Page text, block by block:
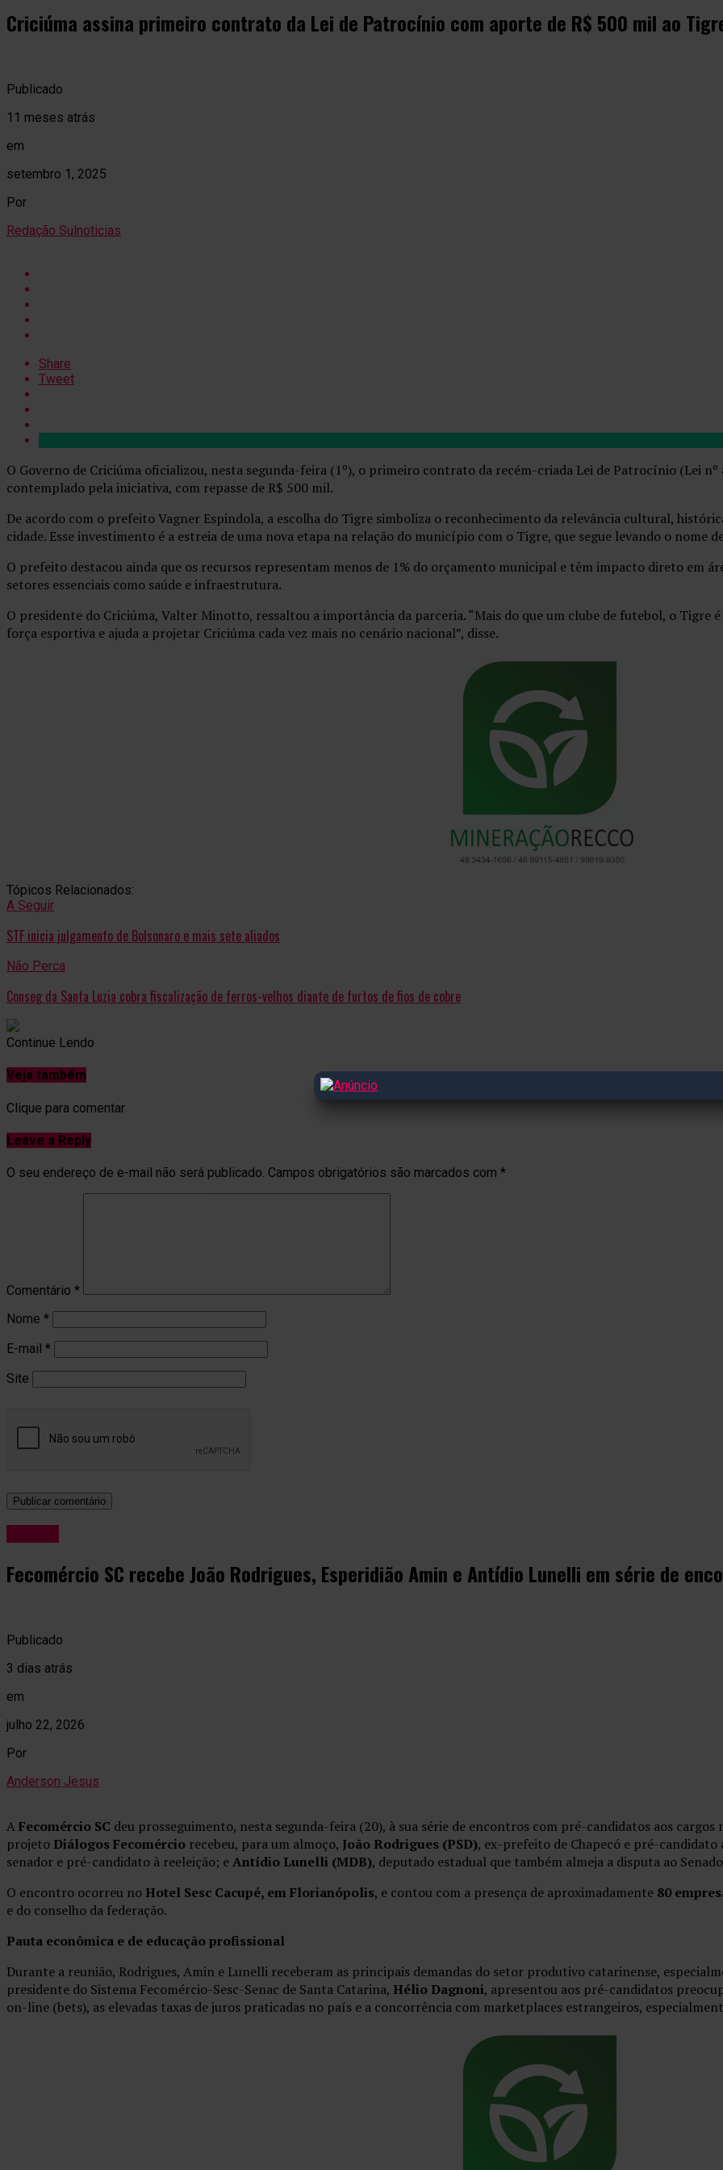
Criciúma assina primeiro contrato da Lei de Patrocínio com aporte de R$ 500 mil ao
Publicado
11 meses atrás
em
setembro 1, 2025
Por
Redação Sulnoticias
Share
Tweet
O Governo de Criciúma oficializou, nesta segunda-feira (1º), o primeiro contrato da recém-criada Lei de Patrocínio (Lei
contemplado pela iniciativa, com repasse de R$ 500 mil.
De acordo com o prefeito Vagner Espindola, a escolha do Tigre simboliza o reconhecimento da relevância cultural,
cidade. Esse investimento é a estreia de uma nova etapa na relação do município com o Tigre, que segue levando o nome
O prefeito destacou ainda que os recursos representam menos de 1% do orçamento municipal e têm impacto direto em
setores essenciais como saúde e infraestrutura.
O presidente do Criciúma, Valter Minotto, ressaltou a importância da parceria. “Mais do que um clube de futebol, o Tigre
força esportiva e ajuda a projetar Criciúma cada vez mais no cenário nacional”, disse.
Tópicos Relacionados:
A Seguir
STF inicia julgamento de Bolsonaro e mais sete aliados
Não Perca
Conseg da Santa Luzia cobra fiscalização de ferros-velhos diante de furtos de fios de cobre
Continue Lendo
Veja também
Clique para comentar
Leave a Reply
O seu endereço de e-mail não será publicado. Campos obrigatórios são marcados com *
Comentário *
Nome *
E-mail *
Site
Fecomércio SC recebe João Rodrigues, Esperidião Amin e Antídio Lunelli em série de
Publicado
3 dias atrás
em
julho 22, 2026
Por
Anderson Jesus
AFecomércio SC deu prosseguimento, nesta segunda-feira (20), à sua série de encontros com pré-candidatos aos
projeto Diálogos Fecomércio recebeu, para um almoço, João Rodrigues (PSD), ex-prefeito de Chapecó e pré-
senador e pré-candidato à reeleição; eAntídio Lunelli (MDB), deputado estadual que também almeja a disputa ao
O encontro ocorreu no Hotel Sesc Cacupé, em Florianópolis, e contou com a presença de aproximadamente 80
e do conselho da federação.
Pauta econômica e de educação profissional
Durante a reunião, Rodrigues, Amin e Lunelli receberam as principais demandas do setor produtivo catarinense,
presidente do Sistema Fecomércio-Sesc-Senac de Santa Catarina, Hélio Dagnoni, apresentou aos pré-candidatos
on-line (bets), as elevadas taxas de juros praticadas no país e a concorrência com marketplaces estrangeiros,